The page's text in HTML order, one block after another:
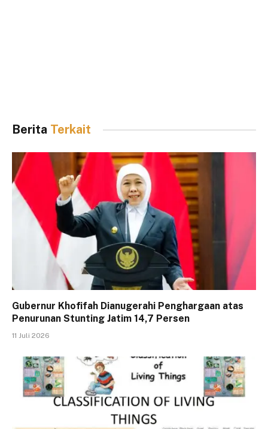
Berita Terkait
Gubernur Khofifah Dianugerahi Penghargaan atas
Penurunan Stunting Jatim 14,7 Persen
11 Juli 2026